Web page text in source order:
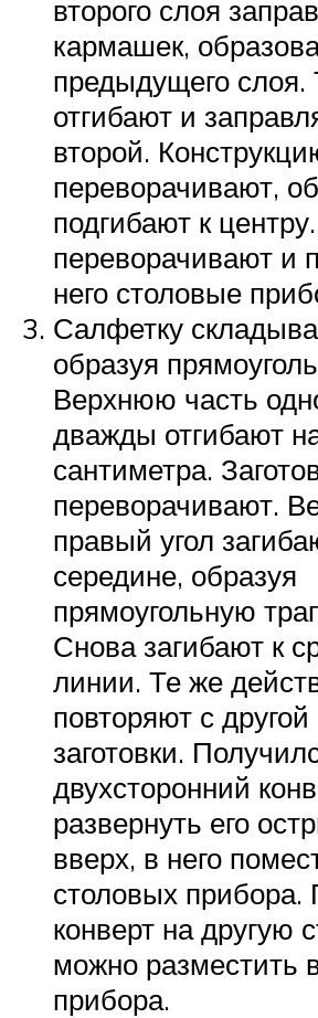
второго слоя
кармашек,
предыдущего слоя.
отгибают и
второй.
переворачивают,
подгибают к
переворачивают и
него столовые
Салфетку
образуя
Верхнюю часть
дважды отгибают
сантиметра.
переворачивают.
правый угол
середине, образуя
прямоугольную
Снова загибают к
линии. Те же
повторяют с
заготовки.
двухсторонний
развернуть его
вверх, в него
столовых прибора.
конверт на другую
можно разместить
прибора.